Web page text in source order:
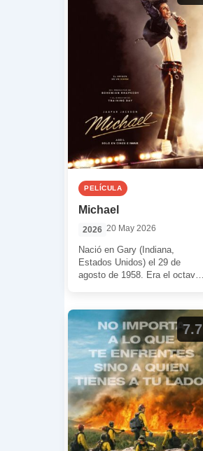
PELÍCULA
Michael
2026 20 May 2026
Nació en Gary (Indiana,
Estados Unidos) el 29 de
agosto de 1958. Era el octavo
7.7